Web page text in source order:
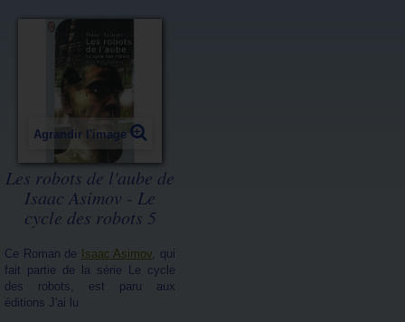
Agrandir l'image
Les robots de l'aube de
Isaac Asimov - Le
cycle des robots 5
Ce Roman de Isaac Asimov, qui
fait partie de la série Le cycle
des robots, est paru aux
éditions J'ai lu